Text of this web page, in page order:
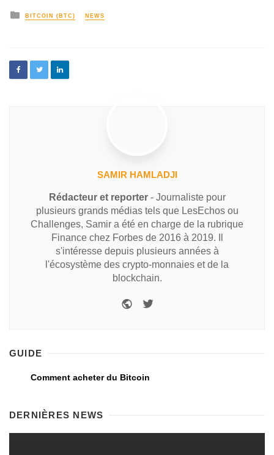
BITCOIN (BTC) NEWS
SAMIR HAMLADJI
Rédacteur et reporter- Journaliste pour
plusieurs grands médias tels que LesEchos ou
Challenges, Samir a été en charge de la rubrique
Finance chez Forbes de 2016 à 2019. Il
s'intéresse depuis plusieurs années à
l'écosystème des crypto-monnaies et de la
blockchain.
GUIDE
Comment acheter du Bitcoin
DERNIÈRES NEWS